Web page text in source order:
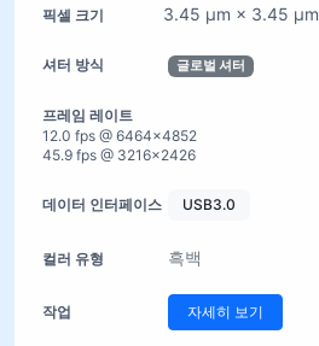
3.45 µm × 3.45 µm
글로벌 셔터
12.0 fps @ 6464×4852
45.9 fps @ 3216×2426
USB3.0
흑백
자세히 보기